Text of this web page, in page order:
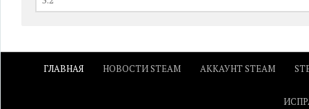
ГЛАВНАЯ НОВОСТИ STEAM АККАУНТ STEAM